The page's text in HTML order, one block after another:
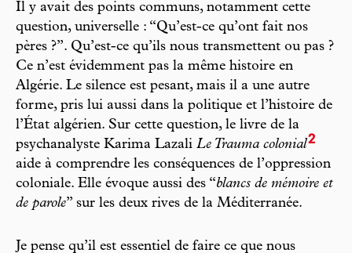
Il y avait des points communs, notamment cette
question, universelle : “Qu’est-ce qu’ont fait nos
pères ?”. Qu’est-ce qu’ils nous transmettent ou pas ?
Ce n’est évidemment pas la même histoire en
Algérie. Le silence est pesant, mais il a une autre
forme, pris lui aussi dans la politique et l’histoire de
l’État algérien. Sur cette question, le livre de la
psychanalyste Karima Lazali Le Trauma colonial2
aide à comprendre les conséquences de l’oppression
coloniale. Elle évoque aussi des “blancs de mémoire et
de parole” sur les deux rives de la Méditerranée.
Je pense qu’il est essentiel de faire ce que nous